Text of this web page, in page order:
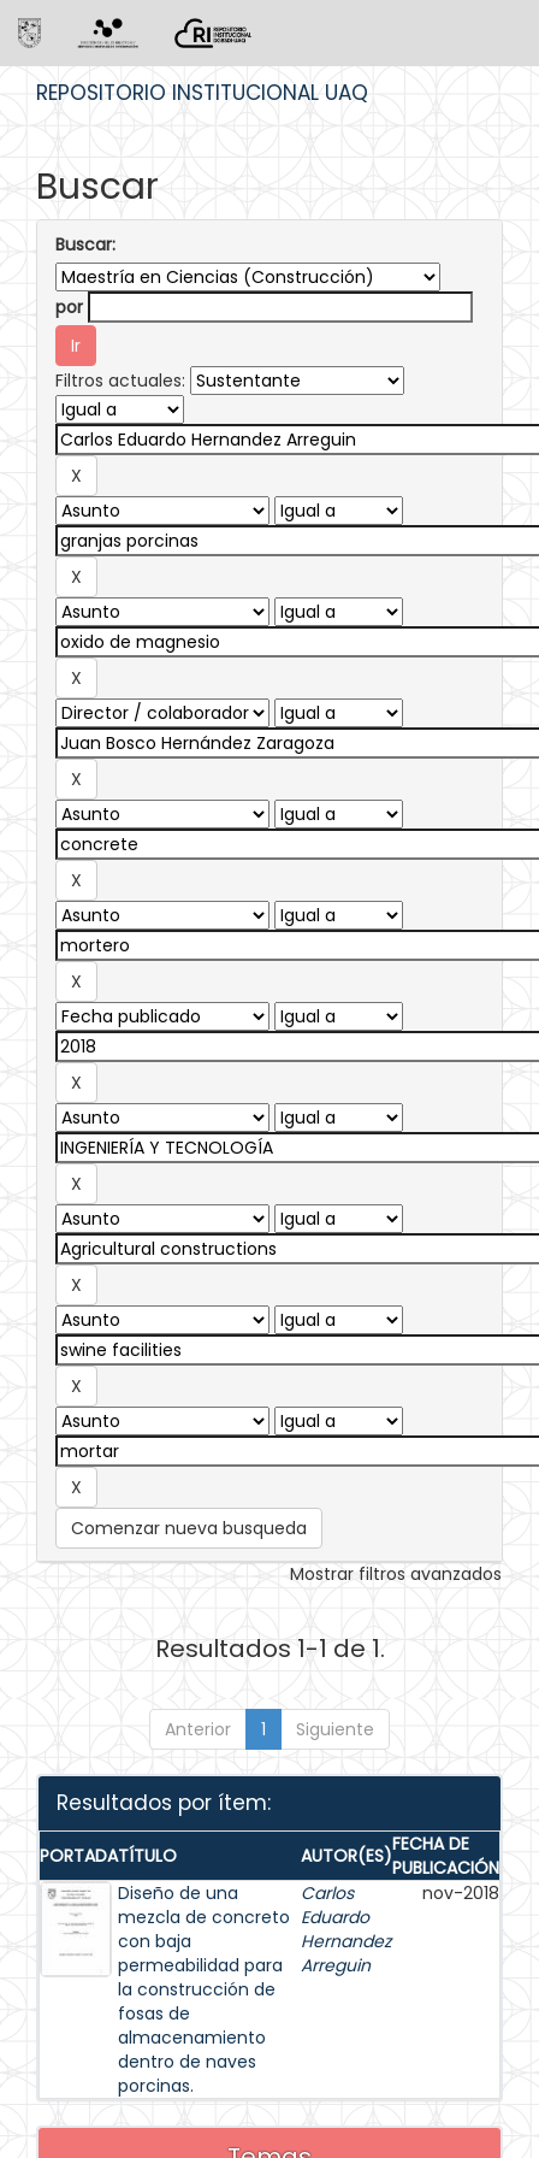
REPOSITORIO INSTITUCIONAL UAQ
Buscar
Buscar:
por
Filtros actuales:
Comenzar nueva busqueda
Mostrar filtros avanzados
Resultados 1-1 de 1.
Anterior 1 Siguiente
Resultados por ítem:
PORTADATÍTULO AUTOR(ES)FECHA DE
PUBLICACIÓN
Diseño de una
mezcla de concreto
con baja
permeabilidad para
la construcción de
fosas de
almacenamiento
dentro de naves
porcinas.
Carlos
Eduardo
Hernandez
Arreguin
nov-2018